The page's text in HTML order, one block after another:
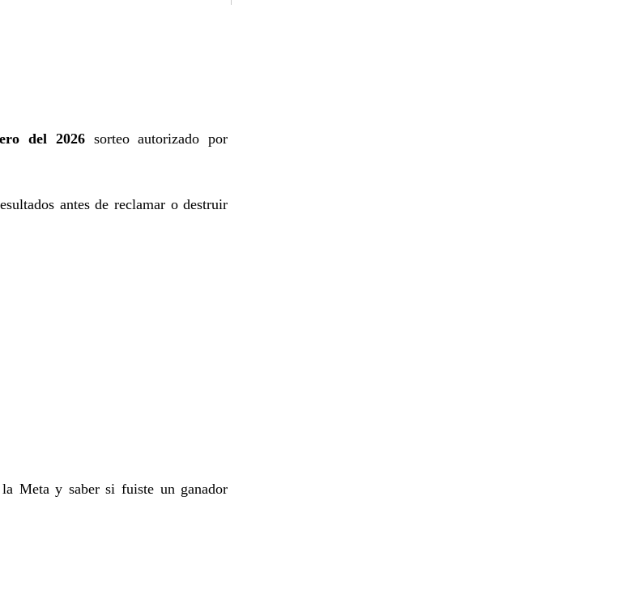
del 2026sorteo autorizado por
antes de reclamar o destruir
Meta y saber si fuiste un ganador